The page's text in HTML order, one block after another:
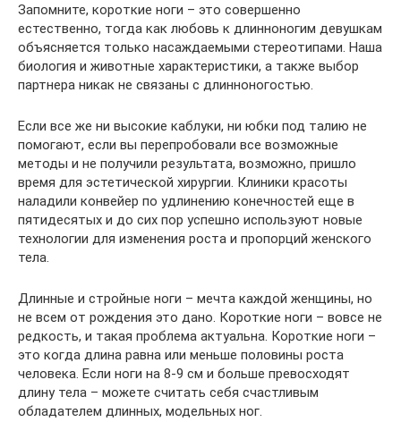
Запомните, короткие ноги – это совершенно
естественно, тогда как любовь к длинноногим девушкам
объясняется только насаждаемыми стереотипами. Наша
биология и животные характеристики, а также выбор
партнера никак не связаны с длинноногостью.
Если все же ни высокие каблуки, ни юбки под талию не
помогают, если вы перепробовали все возможные
методы и не получили результата, возможно, пришло
время для эстетической хирургии. Клиники красоты
наладили конвейер по удлинению конечностей еще в
пятидесятых и до сих пор успешно используют новые
технологии для изменения роста и пропорций женского
тела.
Длинные и стройные ноги – мечта каждой женщины, но
не всем от рождения это дано. Короткие ноги – вовсе не
редкость, и такая проблема актуальна. Короткие ноги –
это когда длина равна или меньше половины роста
человека. Если ноги на 8-9 см и больше превосходят
длину тела – можете считать себя счастливым
обладателем длинных, модельных ног.